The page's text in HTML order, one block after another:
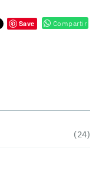
Save Compartir
(24)